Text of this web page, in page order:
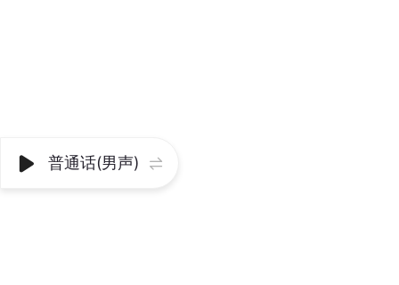
 普通话(男声) 